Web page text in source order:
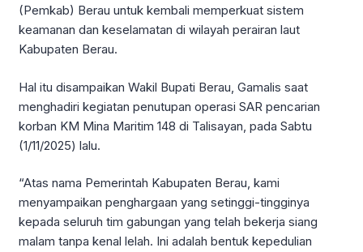
(Pemkab) Berau untuk kembali memperkuat sistem
keamanan dan keselamatan di wilayah perairan laut
Kabupaten Berau.
Hal itu disampaikan Wakil Bupati Berau, Gamalis saat
menghadiri kegiatan penutupan operasi SAR pencarian
korban KM Mina Maritim 148 di Talisayan, pada Sabtu
(1/11/2025) lalu.
“Atas nama Pemerintah Kabupaten Berau, kami
menyampaikan penghargaan yang setinggi-tingginya
kepada seluruh tim gabungan yang telah bekerja siang
malam tanpa kenal lelah. Ini adalah bentuk kepedulian